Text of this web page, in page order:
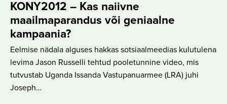
KONY2012 – Kas naiivne
maailmaparandus või geniaalne
kampaania?
Eelmise nädala alguses hakkas sotsiaalmeedias kulutulena
levima Jason Russelli tehtud pooletunnine video, mis
tutvustab Uganda Issanda Vastupanuarmee (LRA) juhi
Joseph…